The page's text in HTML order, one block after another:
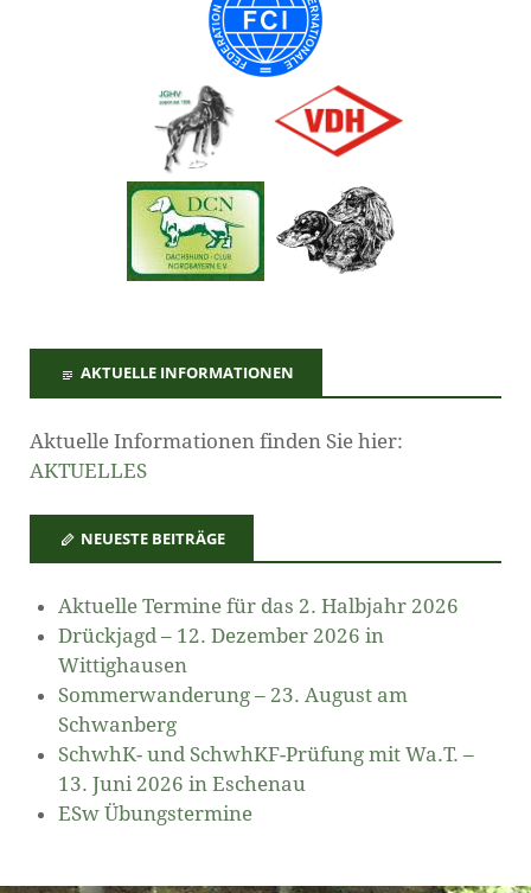
AKTUELLE INFORMATIONEN
Aktuelle Informationen finden Sie hier:
AKTUELLES
NEUESTE BEITRÄGE
Aktuelle Termine für das 2. Halbjahr 2026
Drückjagd – 12. Dezember 2026 in
Wittighausen
Sommerwanderung – 23. August am
Schwanberg
SchwhK- und SchwhKF-Prüfung mit Wa.T. –
13. Juni 2026 in Eschenau
ESw Übungstermine